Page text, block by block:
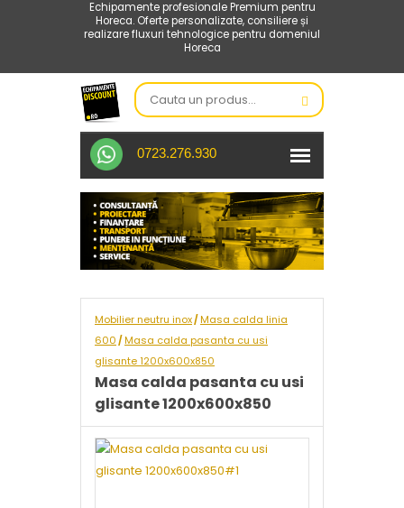
Echipamente profesionale Premium pentru
Horeca. Oferte personalizate, consiliere și
realizare fluxuri tehnologice pentru domeniul
Horeca
0723.276.930
Mobilier neutru inox/Masa calda linia
600 /Masa calda pasanta cu usi
glisante 1200x600x850
Masa calda pasanta cu usi
glisante 1200x600x850